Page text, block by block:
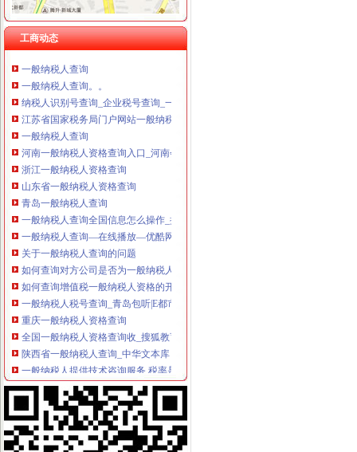
工商动态
怎么查询公司是不是一般纳税人_百度经验
一般纳税人查询
一般纳税人查询
一般纳税人查询。。
纳税人识别号查询_企业税号查询_一般纳税人查询
江苏省国家税务局门户网站一般纳税人查询
一般纳税人查询
河南一般纳税人资格查询入口_河南会计网
浙江一般纳税人资格查询
山东省一般纳税人资格查询
青岛一般纳税人查询
一般纳税人查询全国信息怎么操作_搜狐其它_搜狐网
一般纳税人查询—在线播放—优酷网,高清在线观看
关于一般纳税人查询的问题
如何查询对方公司是否为一般纳税人。-文章
如何查询增值税一般纳税人资格的开始年月？_百度知道
一般纳税人税号查询_青岛包听|E都市
重庆一般纳税人资格查询
全国一般纳税人资格查询收_搜狐教育_搜狐网
陕西省一般纳税人查询_中华文本库
一般纳税人提供技术咨询服务,税率是多少？_中华会计网校_税务网校
一般纳税人查询电话-深圳爱问分类
新疆一般纳税人查询-天津爱问分类
请问山西省一般纳税人资格在哪里查询-山西国税答疑170
四川一般纳税人资格查询：四川财
全国一般纳税人资格查询